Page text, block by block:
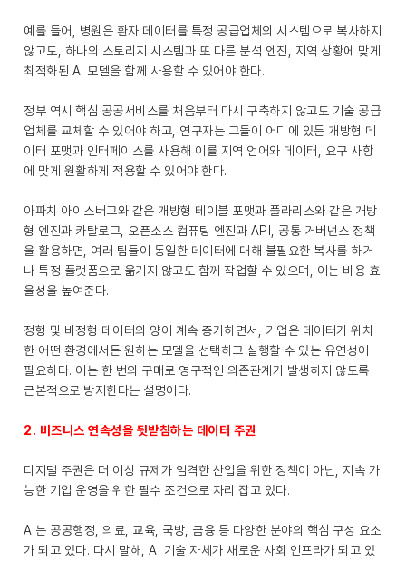
예를 들어, 병원은 환자 데이터를 특정 공급업체의 시스템으로 복사하지
않고도, 하나의 스토리지 시스템과 또 다른 분석 엔진, 지역 상황에 맞게
최적화된 AI 모델을 함께 사용할 수 있어야 한다.
정부 역시 핵심 공공서비스를 처음부터 다시 구축하지 않고도 기술 공급
업체를 교체할 수 있어야 하고, 연구자는 그들이 어디에 있든 개방형 데
이터 포맷과 인터페이스를 사용해 이를 지역 언어와 데이터, 요구 사항
에 맞게 원활하게 적용할 수 있어야 한다.
아파치 아이스버그와 같은 개방형 테이블 포맷과 폴라리스와 같은 개방
형 엔진과 카탈로그, 오픈소스 컴퓨팅 엔진과 API, 공통 거버넌스 정책
을 활용하면, 여러 팀들이 동일한 데이터에 대해 불필요한 복사를 하거
나 특정 플랫폼으로 옮기지 않고도 함께 작업할 수 있으며, 이는 비용 효
율성을 높여준다.
정형 및 비정형 데이터의 양이 계속 증가하면서, 기업은 데이터가 위치
한 어떤 환경에서든 원하는 모델을 선택하고 실행할 수 있는 유연성이
필요하다. 이는 한 번의 구매로 영구적인 의존관계가 발생하지 않도록
근본적으로 방지한다는 설명이다.
2. 비즈니스 연속성을 뒷받침하는 데이터 주권
디지털 주권은 더 이상 규제가 엄격한 산업을 위한 정책이 아닌, 지속 가
능한 기업 운영을 위한 필수 조건으로 자리 잡고 있다.
AI는 공공행정, 의료, 교육, 국방, 금융 등 다양한 분야의 핵심 구성 요소
가 되고 있다. 다시 말해, AI 기술 자체가 새로운 사회 인프라가 되고 있